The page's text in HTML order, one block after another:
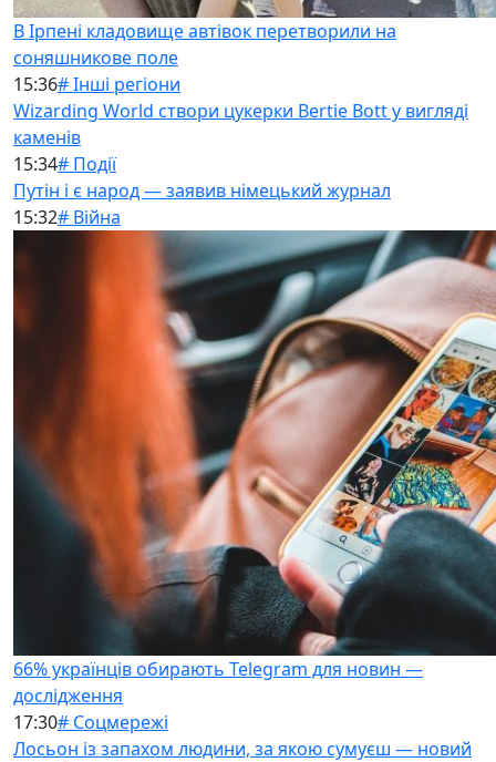
В Ірпені кладовище автівок перетворили на
соняшникове поле
15:36# Інші регіони
Wizarding World створи цукерки Bertie Bott у вигляді
каменів
15:34# Події
Путін і є народ — заявив німецький журнал
15:32# Війна
66% українців обирають Telegram для новин —
дослідження
17:30# Соцмережі
Лосьон із запахом людини, за якою сумуєш — новий